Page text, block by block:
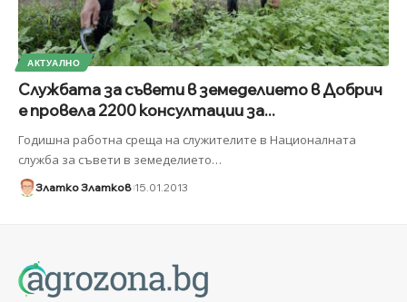
АКТУАЛНО
Службата за съвети в земеделието в Добрич
е провела 2200 консултации за...
Годишна работна среща на служителите в Националната
служба за съвети в земеделието…
Златко Златков 15.01.2013